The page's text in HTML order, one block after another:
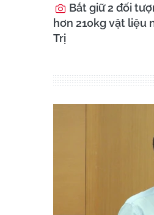
Bắt giữ 2 đối
hơn 210kg vật liệu
Trị